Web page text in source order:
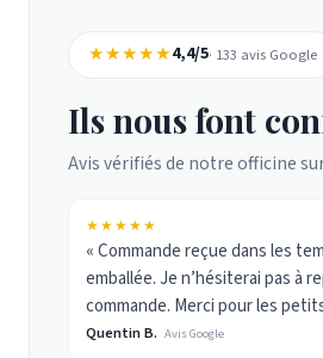
★★★★★4,4/5· 133 avis Google
Ils nous font
Avis vérifiés de notre officine
★★★★★
« Commande reçue dans les
emballée. Je n’hésiterai pas à
commande. Merci pour les
Quentin B. Avis Google